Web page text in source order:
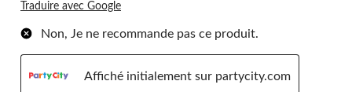
Traduire avec Google
Non, Je ne recommande pas ce produit.
Affiché initialement sur partycity.com